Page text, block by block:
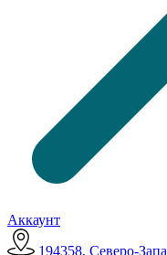
Аккаунт
194358, Северо-